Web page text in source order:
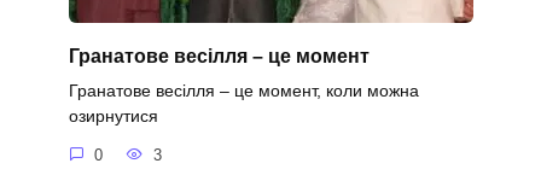
Гранатове весілля – це момент
Гранатове весілля – це момент, коли можна
озирнутися
0 3